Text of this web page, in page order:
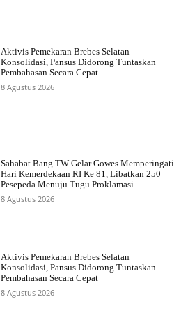
Aktivis Pemekaran Brebes Selatan
Konsolidasi, Pansus Didorong Tuntaskan
Pembahasan Secara Cepat
8 Agustus 2026
Sahabat Bang TW Gelar Gowes Memperingati
Hari Kemerdekaan RI Ke 81, Libatkan 250
Pesepeda Menuju Tugu Proklamasi
8 Agustus 2026
Aktivis Pemekaran Brebes Selatan
Konsolidasi, Pansus Didorong Tuntaskan
Pembahasan Secara Cepat
8 Agustus 2026